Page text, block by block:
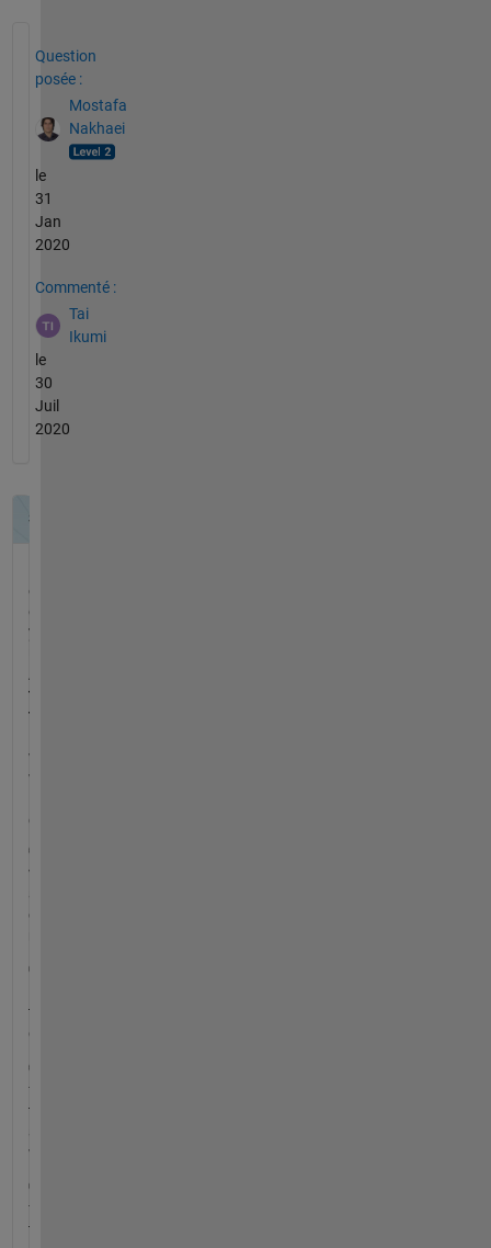
Question
posée :
Mostafa
Nakhaei
le
31
Jan
2020
Commenté :
Tai
Ikumi
le
30
Juil
2020